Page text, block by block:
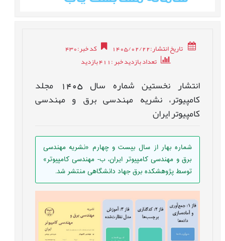
تاریخ انتشار:1405/02/22 کد خبر:
430
تعداد بازدید خبر:411 بازدید
انتشار نخستین شماره سال 1405 مجلد
کامپیوتر، نشریه مهندسی برق و مهندسی
کامپیوتر ایران
شماره بهار از سال بیست و چهارم «نشریه مهندسی
برق و مهندسی کامپیوتر ایران، ب- مهندسی کامپیوتر»
توسط پژوهشکده برق جهاد دانشگاهی منتشر شد.